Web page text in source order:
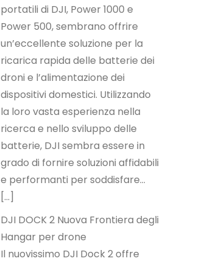
portatili di DJI, Power 1000 e
Power 500, sembrano offrire
un’eccellente soluzione per la
ricarica rapida delle batterie dei
droni e l’alimentazione dei
dispositivi domestici. Utilizzando
la loro vasta esperienza nella
ricerca e nello sviluppo delle
batterie, DJI sembra essere in
grado di fornire soluzioni affidabili
e performanti per soddisfare…
[…]
DJI DOCK 2 Nuova Frontiera degli
Hangar per drone
Il nuovissimo DJI Dock 2 offre